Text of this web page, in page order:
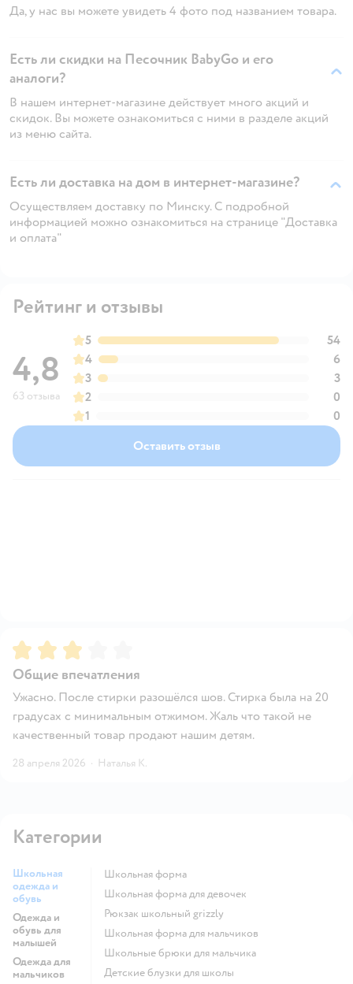
Да, у нас вы можете увидеть 4 фото под названием товара.
Есть ли скидки на Песочник BabyGo и его
аналоги?
В нашем интернет-магазине действует много акций и
скидок. Вы можете ознакомиться с ними в разделе акций
из меню сайта.
Есть ли доставка на дом в интернет-магазине?
Осуществляем доставку по Минску. С подробной
информацией можно ознакомиться на странице "Доставка
и оплата"
Рейтинг и отзывы
4,8
63 отзыва
5
54
4
6
3
3
2
0
1
0
Оставить отзыв
Рейтинг:3
Общие впечатления
Ужасно. После стирки разошёлся шов. Стирка была на 20
градусах с минимальным отжимом. Жаль что такой не
качественный товар продают нашим детям.
28 апреля 2026 · Наталья К.
Категории
Школьная
одежда и
обувь
Одежда и
обувь для
малышей
Одежда для
мальчиков
Школьная форма
Школьная форма для девочек
Рюкзак школьный grizzly
Школьная форма для мальчиков
Школьные брюки для мальчика
Детские блузки для школы